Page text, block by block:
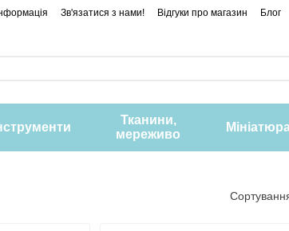
Зв'язатися з нами! Відгуки про магазин Блог
Тканини,
мереживо